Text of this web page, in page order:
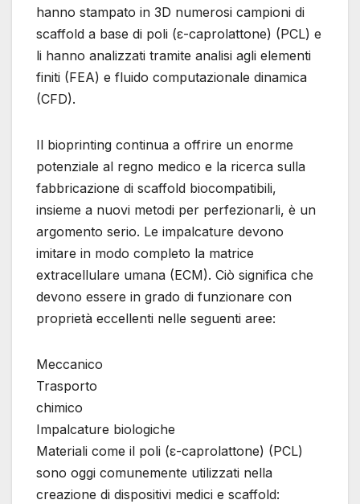
hanno stampato in 3D numerosi campioni di
scaffold a base di poli (ε-caprolattone) (PCL) e
li hanno analizzati tramite analisi agli elementi
finiti (FEA) e fluido computazionale dinamica
(CFD).
Il bioprinting continua a offrire un enorme
potenziale al regno medico e la ricerca sulla
fabbricazione di scaffold biocompatibili,
insieme a nuovi metodi per perfezionarli, è un
argomento serio. Le impalcature devono
imitare in modo completo la matrice
extracellulare umana (ECM). Ciò significa che
devono essere in grado di funzionare con
proprietà eccellenti nelle seguenti aree:
Meccanico
Trasporto
chimico
Impalcature biologiche
Materiali come il poli (ε-caprolattone) (PCL)
sono oggi comunemente utilizzati nella
creazione di dispositivi medici e scaffold: